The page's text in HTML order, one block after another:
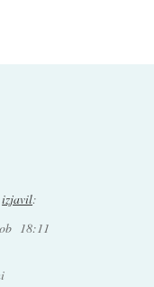
izjavil:
18:11